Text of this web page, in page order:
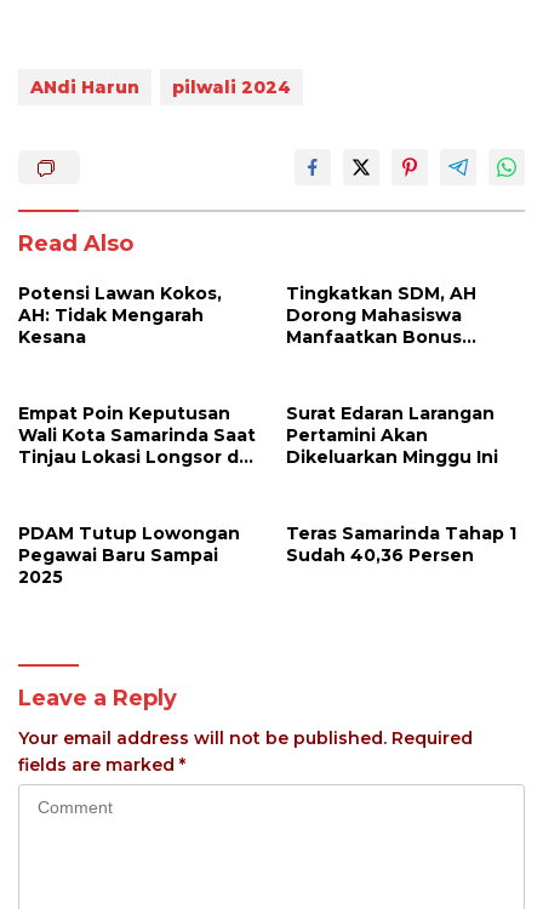
ANdi Harun pilwali 2024
Read Also
Potensi Lawan Kokos,
AH: Tidak Mengarah
Kesana
Tingkatkan SDM, AH
Dorong Mahasiswa
Manfaatkan Bonus
Empat Poin Keputusan
Wali Kota Samarinda Saat
Tinjau Lokasi Longsor di
Surat Edaran Larangan
Pertamini Akan
Dikeluarkan Minggu Ini
PDAM Tutup Lowongan
Pegawai Baru Sampai
2025
Teras Samarinda Tahap 1
Sudah 40,36 Persen
Leave a Reply
Your email address will not be published. Required
fields are marked *